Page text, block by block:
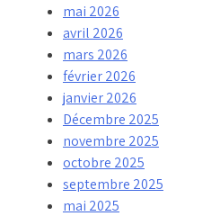
mai 2026
avril 2026
mars 2026
février 2026
janvier 2026
Décembre 2025
novembre 2025
octobre 2025
septembre 2025
mai 2025